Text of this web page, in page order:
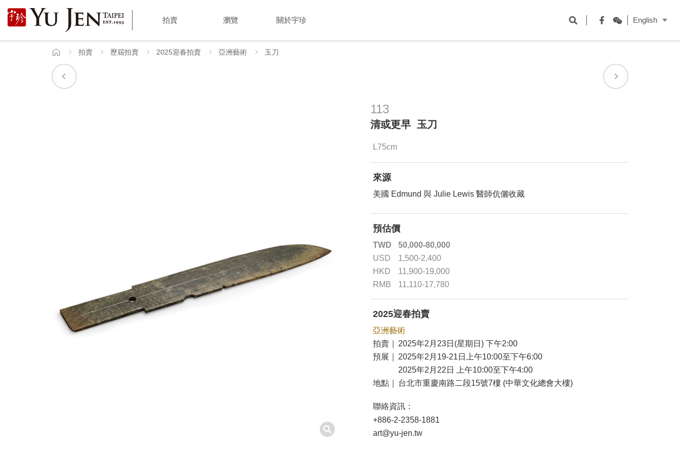
宇
珍
拍賣 瀏覽 關於宇珍
Facebook
WeChat
English
首
頁
拍賣 歷屆拍賣 2025迎春拍賣 亞洲藝術 玉刀
113
清或更早 玉刀
L75cm
來源
美國 Edmund 與 Julie Lewis 醫師伉儷收藏
預估價
TWD
50,000-80,000
USD
1,500-2,400
HKD
11,900-19,000
RMB
11,110-17,780
2025迎春拍賣
亞洲藝術
拍賣｜
2025年2月23日(星期日) 下午2:00
預展｜
2025年2月19-21日上午10:00至下午6:00
2025年2月22日 上午10:00至下午4:00
地點｜
台北市重慶南路二段15號7樓 (中華文化總會大樓)
聯絡資訊：
+886-2-2358-1881
art@yu-jen.tw